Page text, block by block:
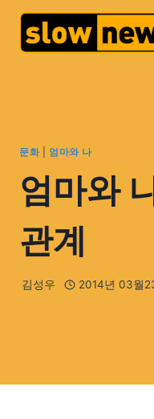
문화| 엄마와 나
엄마와
관계
김성우 2014년 03월